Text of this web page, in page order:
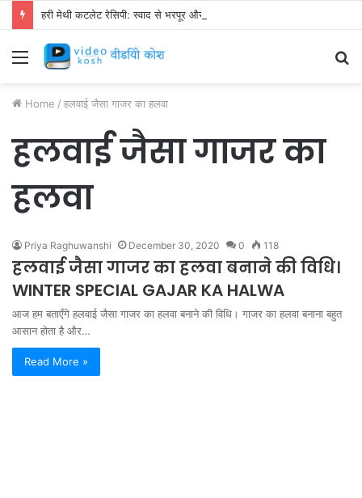
हरी मेथी कटलेट रेसिपी: स्वाद से भरपूर और स्वस्थ नाश्ता बनाएं!
Menu
Home / हलवाई जैसा गाजर का हलवा
हलवाई जैसा गाजर का
हलवा
Priya Raghuwanshi December 30, 2020 0 118
हलवाई जैसा गाजर का हलवा बनाने की विधि।
WINTER SPECIAL GAJAR KA HALWA
आज हम बताएँगे हलवाई जैसा गाजर का हलवा बनाने की विधि। गाजर का हलवा बनाना बहुत
आसान होता है और…
Read More »